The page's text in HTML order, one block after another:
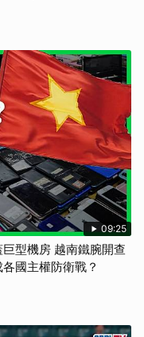
09:25
型機房 越南鐵腕開查
國主權防衛戰？